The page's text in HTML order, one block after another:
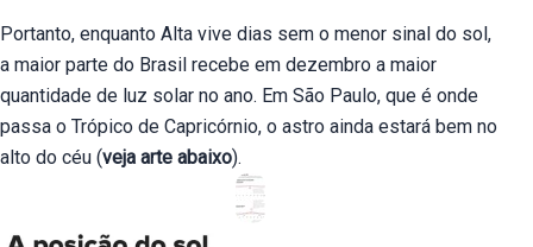
Portanto, enquanto Alta vive dias sem o menor sinal do sol,
a maior parte do Brasil recebe em dezembro a maior
quantidade de luz solar no ano. Em São Paulo, que é onde
passa o Trópico de Capricórnio, o astro ainda estará bem no
alto do céu (veja arte abaixo).